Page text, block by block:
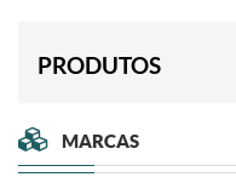
PRODUTOS
MARCAS